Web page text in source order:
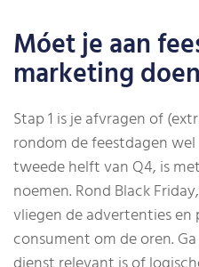
Móet je aan
marketing
Stap 1 is je afvragen of
rondom de feestdagen wel
tweede helft van Q4, is
noemen. Rond Black
vliegen de advertenties
consument om de oren.